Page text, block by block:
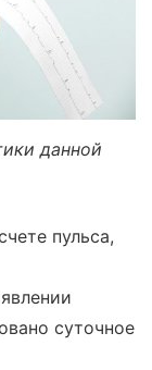
данной
пульса,
суточное